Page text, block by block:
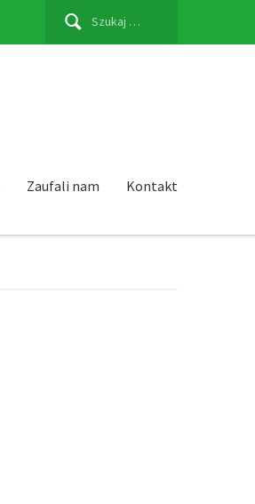
Szukaj:
Zaufali nam Kontakt